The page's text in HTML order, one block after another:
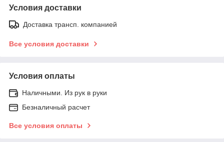
Условия доставки
Доставка трансп. компанией
Все условия доставки
Условия оплаты
Наличными. Из рук в руки
Безналичный расчет
Все условия оплаты